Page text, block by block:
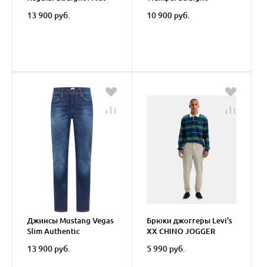
13 900 руб. 10 900 руб.
Джинсы Mustang Vegas
Slim Authentic
13 900 руб.
Брюки джоггеры Levi's
XX CHINO JOGGER
5 990 руб.